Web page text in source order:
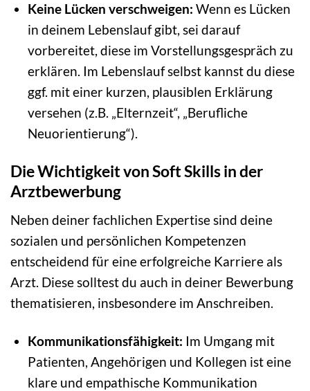
Keine Lücken verschweigen: Wenn es Lücken
in deinem Lebenslauf gibt, sei darauf
vorbereitet, diese im Vorstellungsgespräch zu
erklären. Im Lebenslauf selbst kannst du diese
ggf. mit einer kurzen, plausiblen Erklärung
versehen (z.B. „Elternzeit“, „Berufliche
Neuorientierung“).
Die Wichtigkeit von Soft Skills in der
Arztbewerbung
Neben deiner fachlichen Expertise sind deine
sozialen und persönlichen Kompetenzen
entscheidend für eine erfolgreiche Karriere als
Arzt. Diese solltest du auch in deiner Bewerbung
thematisieren, insbesondere im Anschreiben.
Kommunikationsfähigkeit: Im Umgang mit
Patienten, Angehörigen und Kollegen ist eine
klare und empathische Kommunikation